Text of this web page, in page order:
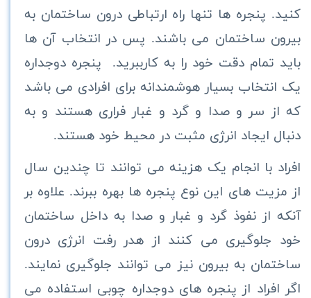
کنید. پنجره ها تنها راه ارتباطی درون ساختمان به
بیرون ساختمان می باشند. پس در انتخاب آن ها
باید تمام دقت خود را به کارببرید. پنجره دوجداره
یک انتخاب بسیار هوشمندانه برای افرادی می باشد
که از سر و صدا و گرد و غبار فراری هستند و به
دنبال ایجاد انرژی مثبت در محیط خود هستند.
افراد با انجام یک هزینه می توانند تا چندین سال
از مزیت های این نوع پنجره ها بهره ببرند. علاوه بر
آنکه از نفوذ گرد و غبار و صدا به داخل ساختمان
خود جلوگیری می کنند از هدر رفت انرژی درون
ساختمان به بیرون نیز می‌ توانند جلوگیری نمایند.
اگر افراد از پنجره های دوجداره چوبی استفاده می